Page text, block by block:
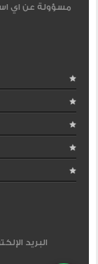
مسؤولة عن اي
البريد